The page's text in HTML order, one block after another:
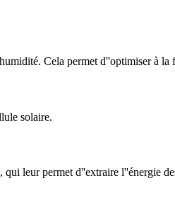
Cela permet d''optimiser à
solaire.
leur permet d''extraire l''énergie